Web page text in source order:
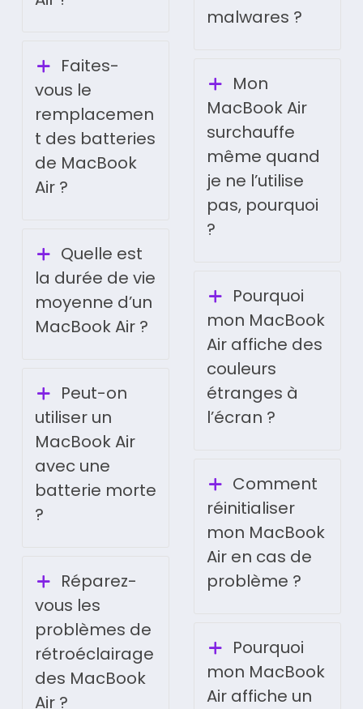
Faites-
vous le
remplacemen
t des batteries
de MacBook
Air ?
Quelle est
la durée de vie
moyenne d’un
MacBook Air ?
Peut-on
utiliser un
MacBook Air
avec une
batterie morte
?
Réparez-
vous les
problèmes de
rétroéclairage
des MacBook
Air ?
malwares ?
Mon
MacBook Air
surchauffe
même quand
je ne l’utilise
pas, pourquoi
?
Pourquoi
mon MacBook
Air affiche des
couleurs
étranges à
l’écran ?
Comment
réinitialiser
mon MacBook
Air en cas de
problème ?
Pourquoi
mon MacBook
Air affiche un